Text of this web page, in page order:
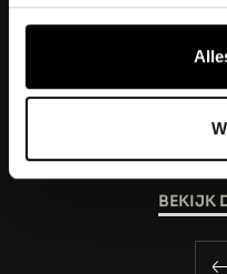
VERDER LEZEN
BEKIJK